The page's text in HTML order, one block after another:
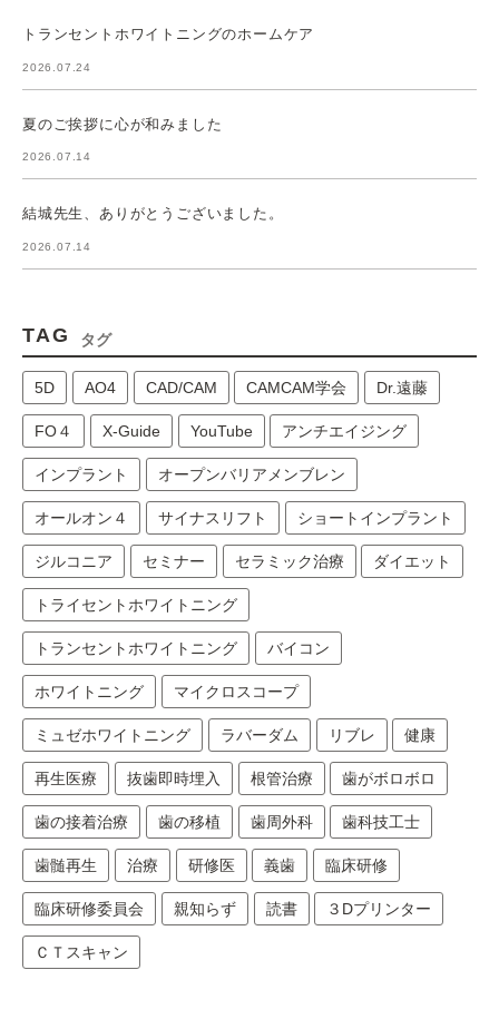
トランセントホワイトニングのホームケア
2026.07.24
夏のご挨拶に心が和みました
2026.07.14
結城先生、ありがとうございました。
2026.07.14
TAG タグ
5D AO4 CAD/CAM CAMCAM学会 Dr.遠藤
FO４ X-Guide YouTube アンチエイジング
インプラント オープンバリアメンブレン
オールオン４ サイナスリフト ショートインプラント
ジルコニア セミナー セラミック治療 ダイエット
トライセントホワイトニング
トランセントホワイトニング バイコン
ホワイトニング マイクロスコープ
ミュゼホワイトニング ラバーダム リブレ 健康
再生医療 抜歯即時埋入 根管治療 歯がボロボロ
歯の接着治療 歯の移植 歯周外科 歯科技工士
歯髄再生 治療 研修医 義歯 臨床研修
臨床研修委員会 親知らず 読書 ３Dプリンター
ＣＴスキャン